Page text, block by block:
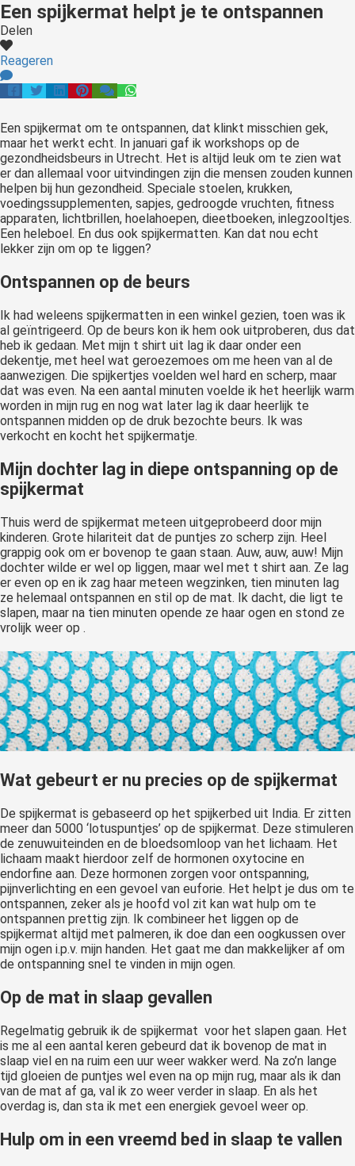
Een spijkermat helpt je te ontspannen
Delen
Reageren
Een spijkermat om te ontspannen, dat klinkt misschien gek,
maar het werkt echt. In januari gaf ik workshops op de
gezondheidsbeurs in Utrecht. Het is altijd leuk om te zien wat
er dan allemaal voor uitvindingen zijn die mensen zouden kunnen
helpen bij hun gezondheid. Speciale stoelen, krukken,
voedingssupplementen, sapjes, gedroogde vruchten, fitness
apparaten, lichtbrillen, hoelahoepen, dieetboeken, inlegzooltjes.
Een heleboel. En dus ook spijkermatten. Kan dat nou echt
lekker zijn om op te liggen?
Ontspannen op de beurs
Ik had weleens spijkermatten in een winkel gezien, toen was ik
al geïntrigeerd. Op de beurs kon ik hem ook uitproberen, dus dat
heb ik gedaan. Met mijn t shirt uit lag ik daar onder een
dekentje, met heel wat geroezemoes om me heen van al de
aanwezigen. Die spijkertjes voelden wel hard en scherp, maar
dat was even. Na een aantal minuten voelde ik het heerlijk warm
worden in mijn rug en nog wat later lag ik daar heerlijk te
ontspannen midden op de druk bezochte beurs. Ik was
verkocht en kocht het spijkermatje.
Mijn dochter lag in diepe ontspanning op de
spijkermat
Thuis werd de spijkermat meteen uitgeprobeerd door mijn
kinderen. Grote hilariteit dat de puntjes zo scherp zijn. Heel
grappig ook om er bovenop te gaan staan. Auw, auw, auw! Mijn
dochter wilde er wel op liggen, maar wel met t shirt aan. Ze lag
er even op en ik zag haar meteen wegzinken, tien minuten lag
ze helemaal ontspannen en stil op de mat. Ik dacht, die ligt te
slapen, maar na tien minuten opende ze haar ogen en stond ze
vrolijk weer op .
Wat gebeurt er nu precies op de spijkermat
De spijkermat is gebaseerd op het spijkerbed uit India. Er zitten
meer dan 5000 ‘lotuspuntjes’ op de spijkermat. Deze stimuleren
de zenuwuiteinden en de bloedsomloop van het lichaam. Het
lichaam maakt hierdoor zelf de hormonen oxytocine en
endorfine aan. Deze hormonen zorgen voor ontspanning,
pijnverlichting en een gevoel van euforie. Het helpt je dus om te
ontspannen, zeker als je hoofd vol zit kan wat hulp om te
ontspannen prettig zijn. Ik combineer het liggen op de
spijkermat altijd met palmeren, ik doe dan een oogkussen over
mijn ogen i.p.v. mijn handen. Het gaat me dan makkelijker af om
de ontspanning snel te vinden in mijn ogen.
Op de mat in slaap gevallen
Regelmatig gebruik ik de spijkermat voor het slapen gaan. Het
is me al een aantal keren gebeurd dat ik bovenop de mat in
slaap viel en na ruim een uur weer wakker werd. Na zo’n lange
tijd gloeien de puntjes wel even na op mijn rug, maar als ik dan
van de mat af ga, val ik zo weer verder in slaap. En als het
overdag is, dan sta ik met een energiek gevoel weer op.
Hulp om in een vreemd bed in slaap te vallen